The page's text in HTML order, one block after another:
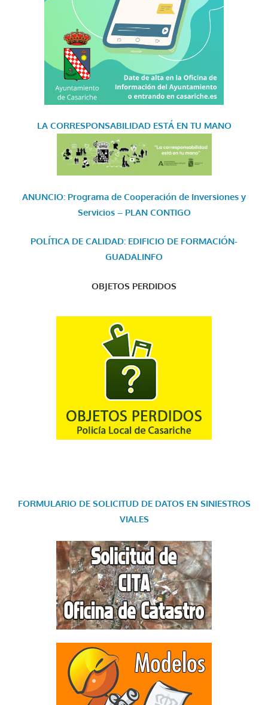
LA CORRESPONSABILIDAD ESTÁ EN TU MANO
ANUNCIO: Programa de Cooperación de Inversiones y
Servicios – PLAN CONTIGO
POLÍTICA DE CALIDAD: EDIFICIO DE FORMACIÓN-
GUADALINFO
OBJETOS PERDIDOS
FORMULARIO DE SOLICITUD DE DATOS EN SINIESTROS
VIALES